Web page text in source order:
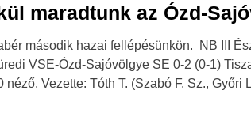
maradtunk az Ózd-
második hazai fellépésünkön. NB III
VSE-Ózd-Sajóvölgye SE 0-2 (0-1)
néző. Vezette: Tóth T. (Szabó F. Sz., Győri